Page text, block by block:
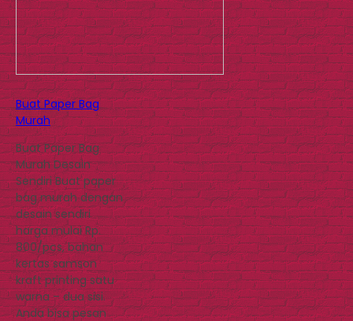
Buat Paper Bag
Murah
Buat Paper Bag
Murah Desain
Sendiri Buat paper
bag murah dengan
desain sendiri
harga mulai Rp.
800/pcs, bahan
kertas samson
kraft printing satu
warna – dua sisi.
Anda bisa pesan